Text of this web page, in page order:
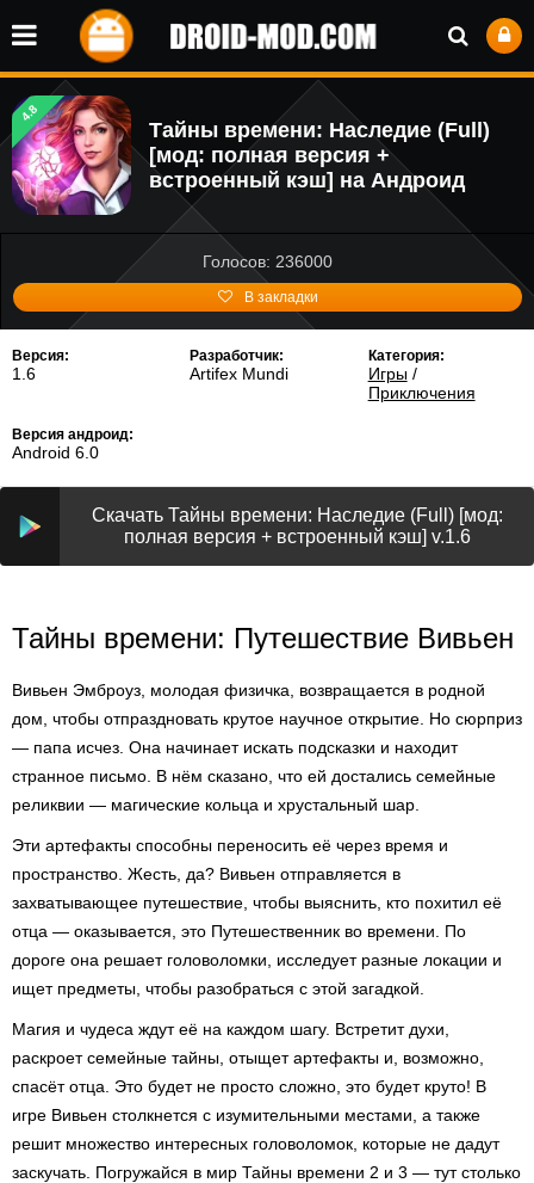
4.8
Тайны времени: Наследие (Full)
[мод: полная версия +
встроенный кэш] на Андроид
Голосов: 236000
В закладки
Версия:
1.6
Разработчик:
Artifex Mundi
Категория:
Игры/
Приключения
Версия андроид:
Android 6.0
Скачать Тайны времени: Наследие (Full) [мод:
полная версия + встроенный кэш] v.1.6
Тайны времени: Путешествие Вивьен
Вивьен Эмброуз, молодая физичка, возвращается в родной
дом, чтобы отпраздновать крутое научное открытие. Но сюрприз
— папа исчез. Она начинает искать подсказки и находит
странное письмо. В нём сказано, что ей достались семейные
реликвии — магические кольца и хрустальный шар.
Эти артефакты способны переносить её через время и
пространство. Жесть, да? Вивьен отправляется в
захватывающее путешествие, чтобы выяснить, кто похитил её
отца — оказывается, это Путешественник во времени. По
дороге она решает головоломки, исследует разные локации и
ищет предметы, чтобы разобраться с этой загадкой.
Магия и чудеса ждут её на каждом шагу. Встретит духи,
раскроет семейные тайны, отыщет артефакты и, возможно,
спасёт отца. Это будет не просто сложно, это будет круто! В
игре Вивьен столкнется с изумительными местами, а также
решит множество интересных головоломок, которые не дадут
заскучать. Погружайся в мир Тайны времени 2 и 3 — тут столько